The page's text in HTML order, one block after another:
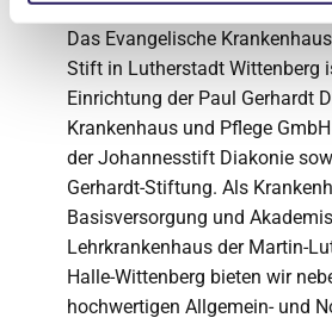
Das Evangelische
Stift in Lutherstadt Wittenberg
Einrichtung der Paul Gerhardt
Krankenhaus und Pflege
der Johannesstift Diakonie
Gerhardt-Stiftung. Als
Basisversorgung und
Lehrkrankenhaus der Martin-
Halle-Wittenberg bieten wir
hochwertigen Allgemein- und